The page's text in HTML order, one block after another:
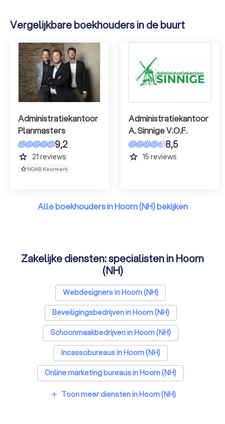
Vergelijkbare boekhouders in de buurt
Administratiekantoor
Planmasters
9,2
grade 21 reviews
NOAB Keurmerk
Administratiekantoor
A. Sinnige V.O.F.
8,5
grade 15 reviews
Alle boekhouders in Hoorn (NH) bekijken
Zakelijke diensten: specialisten in Hoorn
(NH)
Webdesigners in Hoorn (NH)
Beveiligingsbedrijven in Hoorn (NH)
Schoonmaakbedrijven in Hoorn (NH)
Incassobureaus in Hoorn (NH)
Online marketing bureaus in Hoorn (NH)
Tekstschrijvers in Hoorn (NH)
add Toon meer diensten in Hoorn (NH)